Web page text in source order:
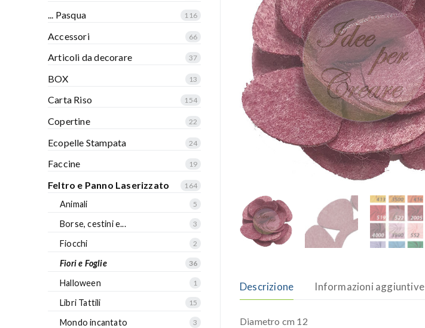
Descrizione Informazioni aggiuntive
Diametro cm 12
... Pasqua 116
Accessori 66
Articoli da decorare 37
BOX 13
Carta Riso 154
Copertine 22
Ecopelle Stampata 24
Faccine 19
Feltro e Panno Laserizzato 164
Animali 5
Borse, cestini e... 3
Fiocchi 2
Fiori e Foglie 36
Halloween 1
Libri Tattili 15
Mondo incantato 3